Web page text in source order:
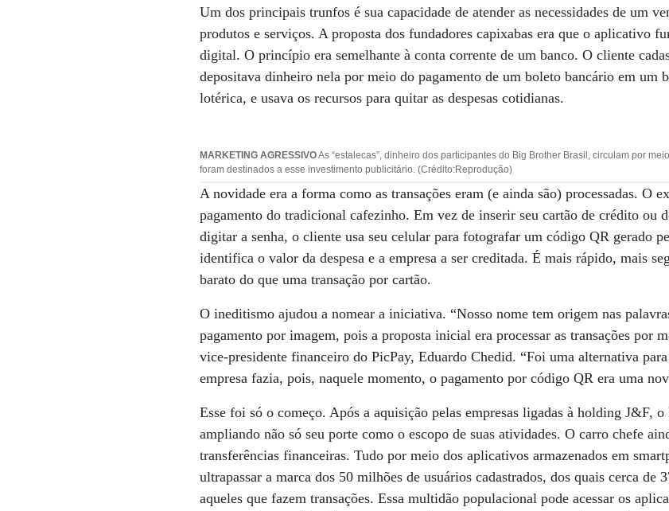
Um dos principais trunfos é sua capacidade de atender as necessidades de um
produtos e serviços. A proposta dos fundadores capixabas era que o aplicativo
digital. O princípio era semelhante à conta corrente de um banco. O cliente
depositava dinheiro nela por meio do pagamento de um boleto bancário em um
lotérica, e usava os recursos para quitar as despesas cotidianas.
MARKETING AGRESSIVOAs “estalecas”, dinheiro dos participantes do Big Brother Brasil, circulam por
foram destinados a esse investimento publicitário. (Crédito:Reprodução)
A novidade era a forma como as transações eram (e ainda são) processadas. O
pagamento do tradicional cafezinho. Em vez de inserir seu cartão de crédito ou
digitar a senha, o cliente usa seu celular para fotografar um código QR gerado
identifica o valor da despesa e a empresa a ser creditada. É mais rápido, mais
barato do que uma transação por cartão.
O ineditismo ajudou a nomear a iniciativa. “Nosso nome tem origem nas
pagamento por imagem, pois a proposta inicial era processar as transações por
vice-presidente financeiro do PicPay, Eduardo Chedid. “Foi uma alternativa
empresa fazia, pois, naquele momento, o pagamento por código QR era uma
Esse foi só o começo. Após a aquisição pelas empresas ligadas à holding J&F,
ampliando não só seu porte como o escopo de suas atividades. O carro chefe
transferências financeiras. Tudo por meio dos aplicativos armazenados em
ultrapassar a marca dos 50 milhões de usuários cadastrados, dos quais cerca de
aqueles que fazem transações. Essa multidão populacional pode acessar os